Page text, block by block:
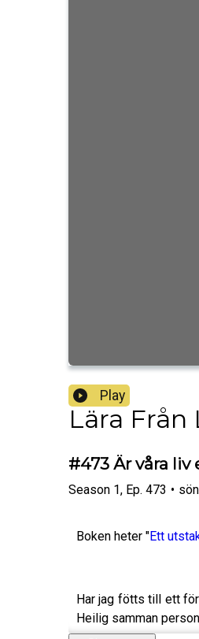
Play
Lära
#473 Är våra
Season 1, Ep. 473 •
Boken heter "Ett
Har jag fötts till ett
Heilig samman